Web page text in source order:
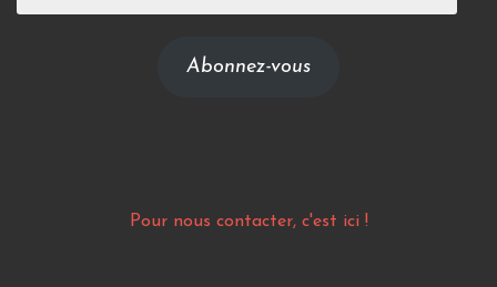
Abonnez-vous
Pour nous contacter, c'est ici !